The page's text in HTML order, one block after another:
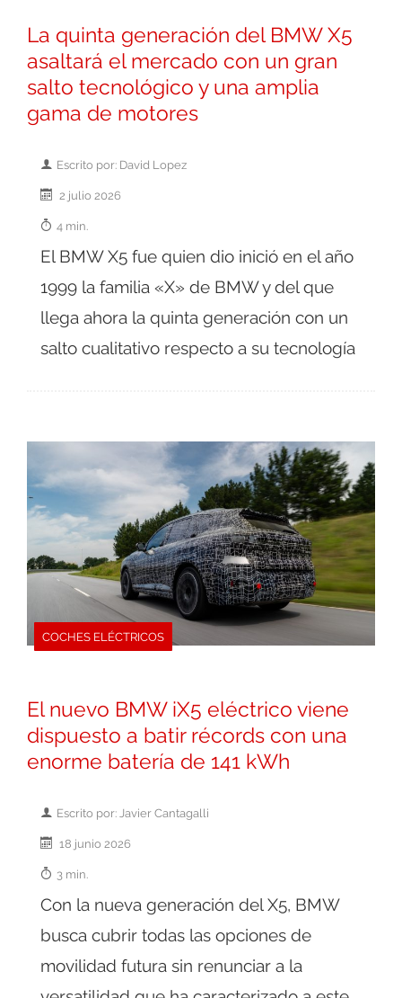
La quinta generación del BMW X5
asaltará el mercado con un gran
salto tecnológico y una amplia
gama de motores
Escrito por: David Lopez
2 julio 2026
4 min.
El BMW X5 fue quien dio inició en el año
1999 la familia «X» de BMW y del que
llega ahora la quinta generación con un
salto cualitativo respecto a su tecnología
COCHES ELÉCTRICOS
El nuevo BMW iX5 eléctrico viene
dispuesto a batir récords con una
enorme batería de 141 kWh
Escrito por: Javier Cantagalli
18 junio 2026
3 min.
Con la nueva generación del X5, BMW
busca cubrir todas las opciones de
movilidad futura sin renunciar a la